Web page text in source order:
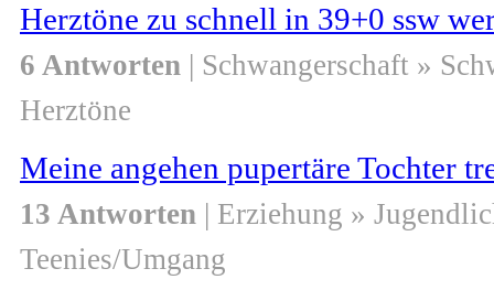
Herztöne zu schnell in 39+0 ssw
6 Antworten | Schwangerschaft »
Herztöne
Meine angehen pupertäre Tochter
13 Antworten | Erziehung »
Teenies/Umgang